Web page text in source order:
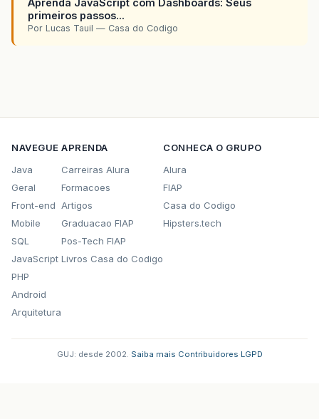
primeiros passos...
Por Lucas Tauil — Casa do Codigo
NAVEGUE
Java
Geral
Front-end
Mobile
SQL
JavaScript
PHP
Android
Arquitetura
APRENDA
Carreiras Alura
Formacoes
Artigos
Graduacao FIAP
Pos-Tech FIAP
Livros Casa do Codigo
CONHECA O GRUPO
Alura
FIAP
Casa do Codigo
Hipsters.tech
GUJ: desde 2002. Saiba mais Contribuidores LGPD